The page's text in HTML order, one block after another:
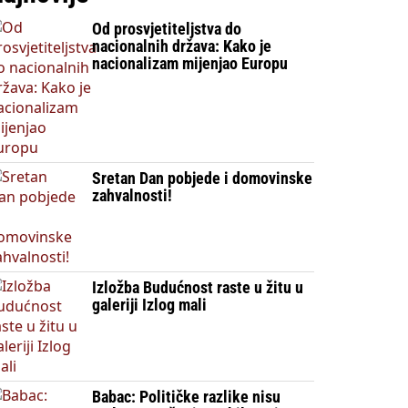
Od prosvjetiteljstva do
nacionalnih država: Kako je
nacionalizam mijenjao Europu
Sretan Dan pobjede i domovinske
zahvalnosti!
Izložba Budućnost raste u žitu u
galeriji Izlog mali
Babac: Političke razlike nisu